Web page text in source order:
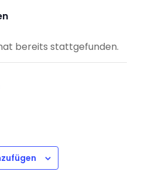
bereits stattgefunden.